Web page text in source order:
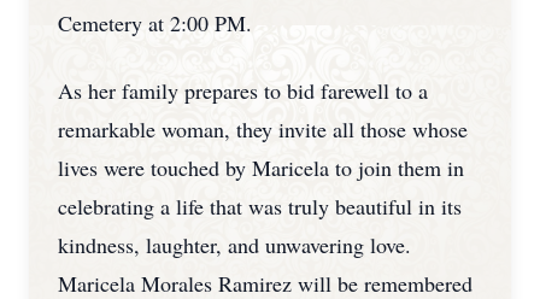
Cemetery at 2:00 PM.
As her family prepares to bid farewell to a
remarkable woman, they invite all those whose
lives were touched by Maricela to join them in
celebrating a life that was truly beautiful in its
kindness, laughter, and unwavering love.
Maricela Morales Ramirez will be remembered